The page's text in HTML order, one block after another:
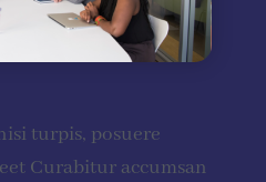
turpis, posuere
Curabitur accumsan